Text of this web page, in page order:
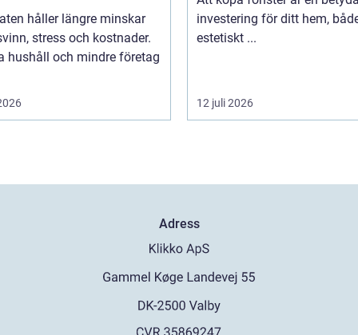
håller längre minskar
stress och kostnader.
hushåll och mindre företag
investering för ditt hem,
estetiskt ...
12 juli 2026
Adress